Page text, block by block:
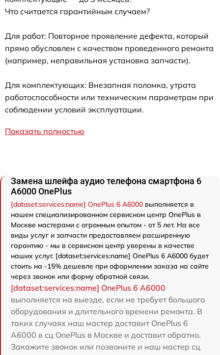
Что считается гарантийным случаем?
Для работ: Повторное проявление дефекта, который
прямо обусловлен с качеством проведенного ремонта
(например, неправильная установка запчасти).
Для комплектующих: Внезапная поломка, утрата
работоспособности или техническим параметрам при
соблюдении условий эксплуатации.
Показать полностью
Замена шлейфа аудио телефона смартфона 6
A6000 OnePlus
[dataset:services:name] OnePlus 6 A6000 выполняется в
нашем специализированном сервисном центр OnePlus в
Москве мастерами с огромным опытом - от 5 лет. На все
виды услуг и запчасти предоставляем расширенную
гарантию - мы в сервисном центр уверены в качестве
наших услуг. [dataset:services:name] OnePlus 6 A6000 будет
стоить на -15% дешевле при оформлении заказа на сайте
через звонок или форму обратной связи.
[dataset:services:name] OnePlus 6 A6000
выполняется на выезде, если не требует большого
оборудования и длительного времени ремонта. В
таких случаях наш мастер доставит OnePlus 6
A6000 в сц OnePlus в Москве и доставит обратно.
Закажите звонок или позвоните и наш мастер сц